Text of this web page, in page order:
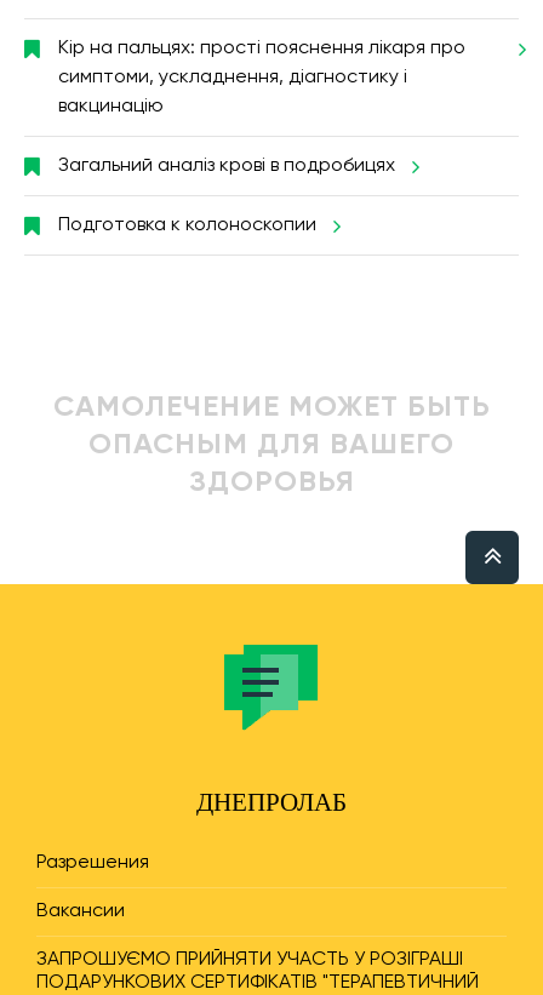
Кір на пальцях: прості пояснення лікаря про
симптоми, ускладнення, діагностику і
вакцинацію
Загальний аналіз крові в подробицях
Подготовка к колоноскопии
САМОЛЕЧЕНИЕ МОЖЕТ БЫТЬ
ОПАСНЫМ ДЛЯ ВАШЕГО
ЗДОРОВЬЯ
ДНЕПРОЛАБ
Разрешения
Вакансии
ЗАПРОШУЄМО ПРИЙНЯТИ УЧАСТЬ У РОЗІГРАШІ
ПОДАРУНКОВИХ СЕРТИФІКАТІВ "ТЕРАПЕВТИЧНИЙ